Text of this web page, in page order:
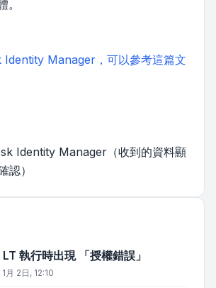
Manager，可以參考這篇文
Identity Manager（收到的資料顯
認）
執行時出現 「授權錯誤」
月 2日, 12:10